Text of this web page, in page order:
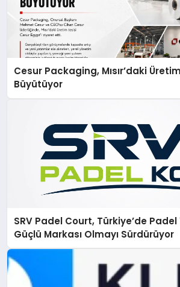
Cesur Packaging, Mısır’daki
Büyütüyor
SRV Padel Court, Türkiye’de Padel
Güçlü Markası Olmayı Sürdürüyor